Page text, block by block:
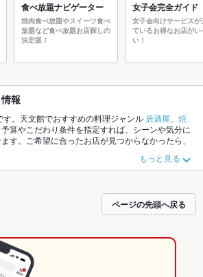
食べ放題ナビゲーター
焼肉食べ放題やスイーツ食べ
放題など食べ放題お店探しの
決定版！
女子会完全ガイド
女子会向けサービスが
ているお得なお店がい
い！
報
。天文館でおすすめの料理ジャンル 居酒屋
焼
算やこだわり条件を指定すれば、シーンや気分に
す。ご希望に合ったお店が見つからなかったら、
からあげ、お茶
め料理など、お店の最新情報をご紹介しているの
宴会にも、デートやパーティーにもお得に便利に
用ください。
もっと見る
ページの先頭へ戻る